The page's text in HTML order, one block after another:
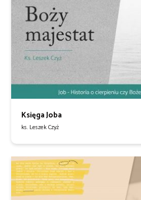
Księga Joba
ks. Leszek Czyż